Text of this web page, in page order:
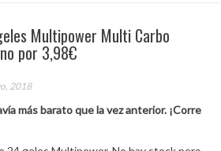
Multipower Multi Carbo
por 3,98€
2018
más barato que la vez anterior. ¡Corre